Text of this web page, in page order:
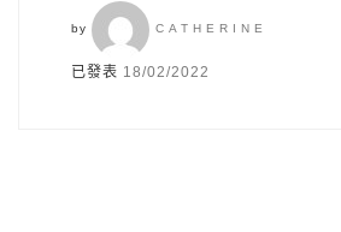
by CATHERINE
已發表 18/02/2022